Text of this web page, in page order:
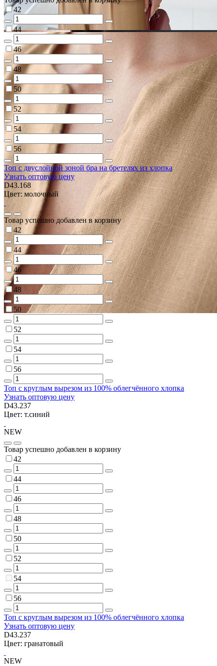
42
44
46
48
50
52
54
56
Топ с двуслойной зоной бра на бретелях из хлопка
Узнать оптовую цену
D43.168
Цвет: молочный
Товар успешно добавлен в корзину
42
44
46
48
50
52
54
56
Топ с круглым вырезом из 100% облегчённого хлопка
Узнать оптовую цену
D43.237
Цвет: т.синий
NEW
Товар успешно добавлен в корзину
42
44
46
48
50
52
54
56
Топ с круглым вырезом из 100% облегчённого хлопка
Узнать оптовую цену
D43.237
Цвет: гранатовый
NEW